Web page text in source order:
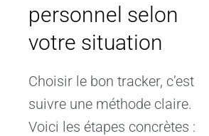
personnel selon
votre situation
Choisir le bon tracker, c’est
suivre une méthode claire.
Voici les étapes concrètes :